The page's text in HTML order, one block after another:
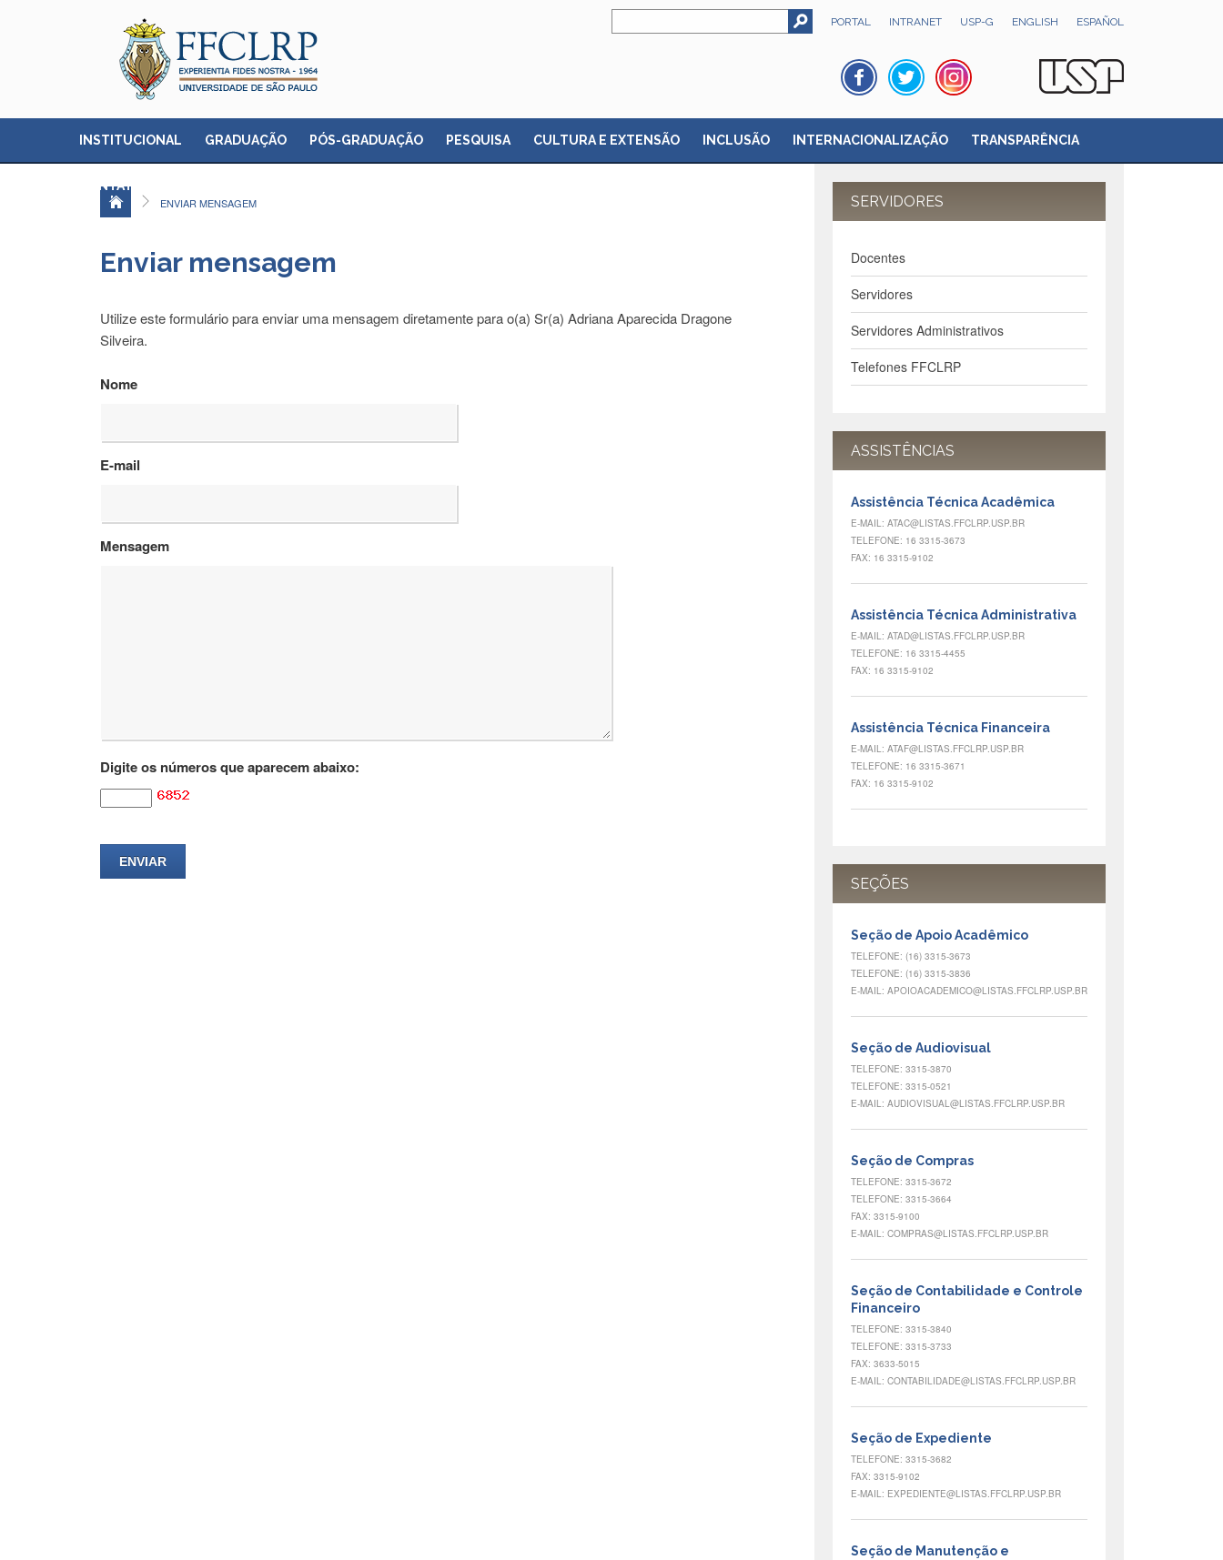
PORTAL INTRANET USP-G ENGLISH ESPAÑOL
INSTITUCIONAL GRADUAÇÃO PÓS-GRADUAÇÃO PESQUISA CULTURA E EXTENSÃO INCLUSÃO INTERNACIONALIZAÇÃO TRANSPARÊNCIA
CONTATO
ENVIAR MENSAGEM
Enviar mensagem
Utilize este formulário para enviar uma mensagem diretamente para o(a) Sr(a) Adriana Aparecida Dragone
Silveira.
Nome
E-mail
Mensagem
Digite os números que aparecem abaixo:
SERVIDORES
Docentes
Servidores
Servidores Administrativos
Telefones FFCLRP
ASSISTÊNCIAS
Assistência Técnica Acadêmica
E-MAIL: ATAC@LISTAS.FFCLRP.USP.BR
TELEFONE: 16 3315-3673
FAX: 16 3315-9102
Assistência Técnica Administrativa
E-MAIL: ATAD@LISTAS.FFCLRP.USP.BR
TELEFONE: 16 3315-4455
FAX: 16 3315-9102
Assistência Técnica Financeira
E-MAIL: ATAF@LISTAS.FFCLRP.USP.BR
TELEFONE: 16 3315-3671
FAX: 16 3315-9102
SEÇÕES
Seção de Apoio Acadêmico
TELEFONE: (16) 3315-3673
TELEFONE: (16) 3315-3836
E-MAIL: APOIOACADEMICO@LISTAS.FFCLRP.USP.BR
Seção de Audiovisual
TELEFONE: 3315-3870
TELEFONE: 3315-0521
E-MAIL: AUDIOVISUAL@LISTAS.FFCLRP.USP.BR
Seção de Compras
TELEFONE: 3315-3672
TELEFONE: 3315-3664
FAX: 3315-9100
E-MAIL: COMPRAS@LISTAS.FFCLRP.USP.BR
Seção de Contabilidade e Controle
Financeiro
TELEFONE: 3315-3840
TELEFONE: 3315-3733
FAX: 3633-5015
E-MAIL: CONTABILIDADE@LISTAS.FFCLRP.USP.BR
Seção de Expediente
TELEFONE: 3315-3682
FAX: 3315-9102
E-MAIL: EXPEDIENTE@LISTAS.FFCLRP.USP.BR
Seção de Manutenção e